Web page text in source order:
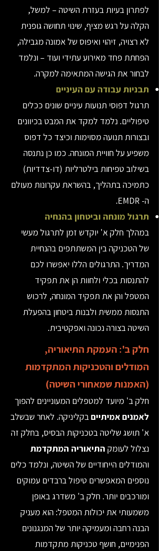
לפתרון בעיות בעזרת השיטה – למשל,
הקלה על רגש מציף, שינוי תחושה גופנית
לא רצויה, זיהוי ואיפוס של אמונה מגבילה,
הפחתת פחד מאירוע עתידי ועוד – ונלמד
לבחור את הגישה המתאימה למקרה.
תבניות עבודה עם העיניים
תרגול דפוסי תנועות עיניים שונים ככלים
טיפוליים. נלמד למקד את המבט בכיוונים
ובצורות תנועה מסוימות וכיצד כל דפוס
משפיע על חוויית המונחה. כמו כן נתנסה
בשילוב טפיחות בילטרליות (דו-צדדיות)
כתמיכה בתהליך, בהשראת עקרונות מעולם
ה- EMDR.
תרגול מונחה וביטחון בהנחיה
במהלך חלק א' יוקדש זמן לתרגול מעשי
של הטכניקה בין המשתתפים בהנחיית
המדריך. התרגולים הללו יאפשרו לכם
להתנסות בכלי ולחוות הן את תפקיד
המטפל והן את תפקיד המונחה, לרכוש
התנסות ממשית ולבנות ביטחון בהפעלת
השיטה בצורה נכונה ואפקטיבית.
חלק ב': העמקת התיאוריה,
המודלים והטכניקות המתקדמות
(האמנות שמאחורי השיטה)
חלק ב' מיועד למטפלים המעוניינים להפוך
לאמנים אמיתייםבקליניקה. לאחר שבשלב
א' תושג שליטה בטכניקות הבסיס, בחלק זה
נצלול לעומק התיאוריה המתקדמת
והמודלים הייחודיים של השיטה, ונלמד כלים
נוספים המאפשרים טיפול ברבדים עמוקים
ומורכבים יותר. חלק ב' משדרג באופן
משמעותי את יכולות המטפל: הוא מעניק
הבנה רחבה ומעמיקה יותר של המנגנונים
הפנימיים, חושף טכניקות מתקדמות